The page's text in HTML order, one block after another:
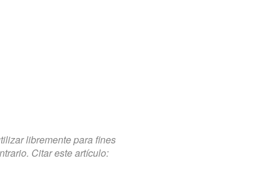
libremente para fines
Citar este artículo: